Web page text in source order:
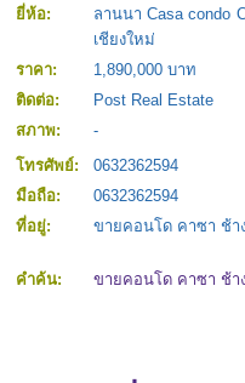
ยี่ห้อ:
ลานนา Casa condo
เชียงใหม่
ราคา:
1,890,000 บาท
ติดต่อ:
Post Real Estate
สภาพ:
-
โทรศัพย์:
0632362594
มือถือ:
0632362594
ที่อยู่:
ขายคอนโด คาซา ช้า
คำค้น: ขายคอนโด คาซา ช้า